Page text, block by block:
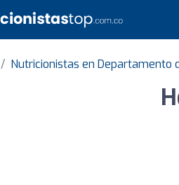
Nutricionistas en Departamento